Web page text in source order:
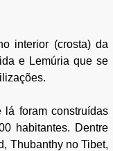
interior (crosta) da
e Lemúria que se
foram construídas
habitantes. Dentre
Thubanthy no Tibet,